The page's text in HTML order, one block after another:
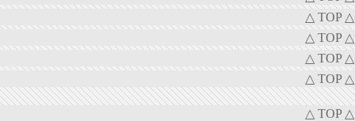
△ TOP △
△ TOP △
△ TOP △
△ TOP △
△ TOP △